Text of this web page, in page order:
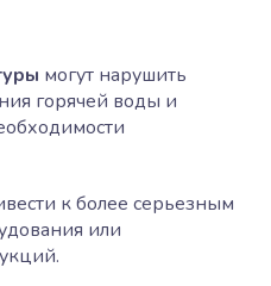
могут нарушить
горячей воды и
к более серьезным
или